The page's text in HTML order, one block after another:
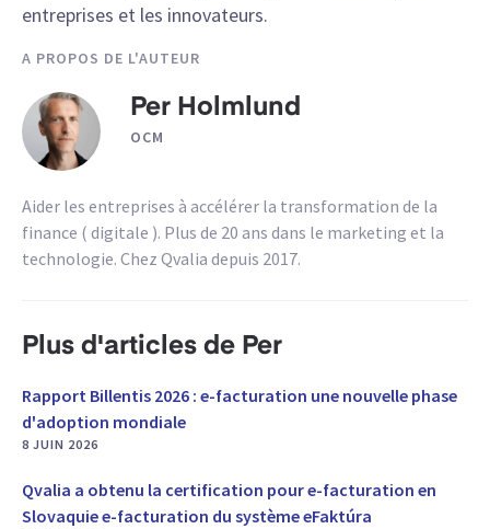
entreprises et les innovateurs.
A PROPOS DE L'AUTEUR
Per Holmlund
OCM
Aider les entreprises à accélérer la transformation de la
finance ( digitale ). Plus de 20 ans dans le marketing et la
technologie. Chez Qvalia depuis 2017.
Plus d'articles de Per
Rapport Billentis 2026 : e-facturation une nouvelle phase
d'adoption mondiale
8 JUIN 2026
Qvalia a obtenu la certification pour e-facturation en
Slovaquie e-facturation du système eFaktúra